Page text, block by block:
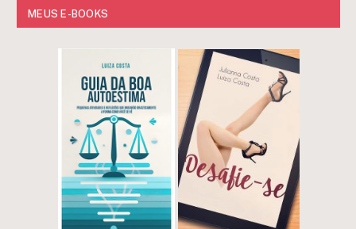
MEUS E-BOOKS